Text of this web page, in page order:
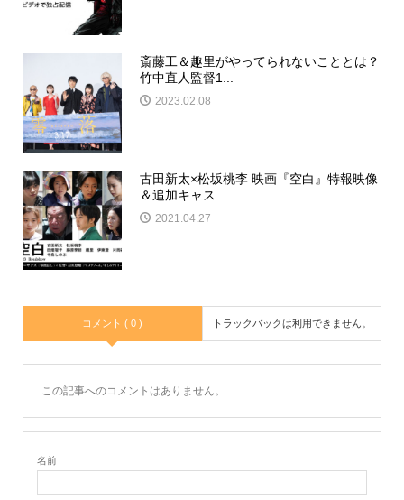
斎藤工＆趣里がやってられないこととは？
竹中直人監督1...
2023.02.08
古田新太×松坂桃李 映画『空白』特報映像
＆追加キャス...
2021.04.27
コメント ( 0 ) トラックバックは利用できません。
この記事へのコメントはありません。
名前